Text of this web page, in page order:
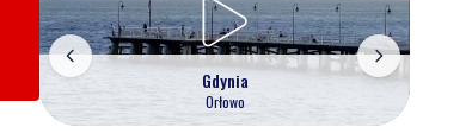
Gdynia
Orłowo